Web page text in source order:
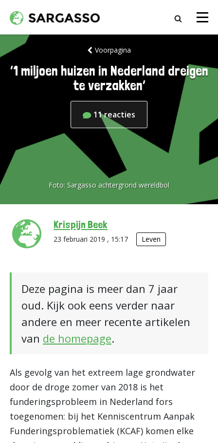
Voorpagina
‘1 miljoen huizen in Nederland dreigen
te verzakken’
11reacties
Foto: Sargasso achtergrond wereldbol
Krispijn Beek
23 februari 2019 , 15:17 Leven
Deze pagina is meer dan 7 jaar
oud. Kijk ook eens verder naar
andere en meer recente artikelen
van de homepage.
Als gevolg van het extreem lage grondwater
door de droge zomer van 2018 is het
funderingsprobleem in Nederland fors
toegenomen: bij het Kenniscentrum Aanpak
Funderingsproblematiek (KCAF) komen elke